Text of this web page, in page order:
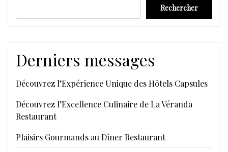
Rechercher
Derniers messages
Découvrez l’Expérience Unique des Hôtels Capsules
Découvrez l’Excellence Culinaire de La Véranda
Restaurant
Plaisirs Gourmands au Dîner Restaurant